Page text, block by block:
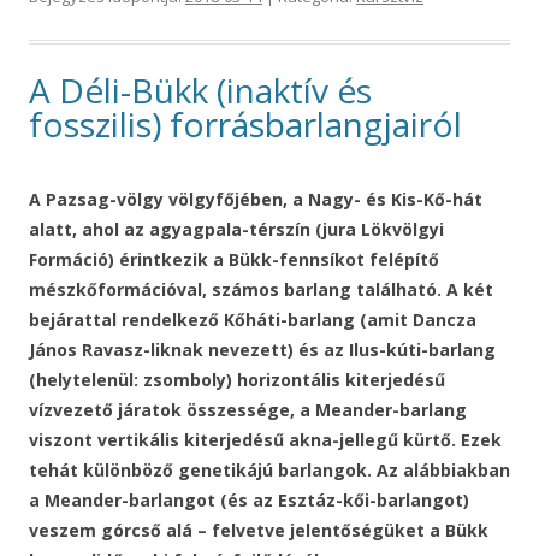
A Déli-Bükk (inaktív és
fosszilis) forrásbarlangjairól
A Pazsag-völgy völgyfőjében, a Nagy- és Kis-Kő-hát
alatt, ahol az agyagpala-térszín (jura Lökvölgyi
Formáció) érintkezik a Bükk-fennsíkot felépítő
mészkőformációval, számos barlang található. A két
bejárattal rendelkező Kőháti-barlang (amit Dancza
János Ravasz-liknak nevezett) és az Ilus-kúti-barlang
(helytelenül: zsomboly) horizontális kiterjedésű
vízvezető járatok összessége, a Meander-barlang
viszont vertikális kiterjedésű akna-jellegű kürtő. Ezek
tehát különböző genetikájú barlangok. Az alábbiakban
a Meander-barlangot (és az Esztáz-kői-barlangot)
veszem górcső alá – felvetve jelentőségüket a Bükk